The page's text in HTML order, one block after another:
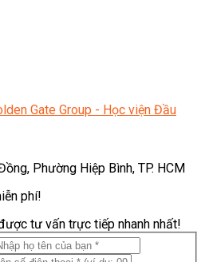
Gate Group - Học viện Đầu
Phường Hiệp Bình, TP. HCM
phí!
tư vấn trực tiếp nhanh nhất!